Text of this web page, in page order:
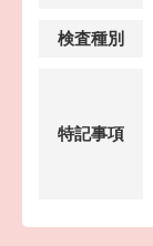
検査種別
特記事項